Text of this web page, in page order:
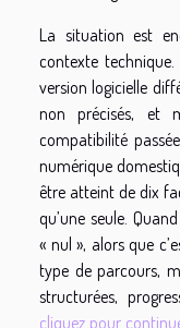
La situation est
contexte
version logicielle
non précisés, et
compatibilité
numérique
être atteint de dix
qu’une seule.
« nul », alors que
type de parcours,
structurées,
cliquez pour